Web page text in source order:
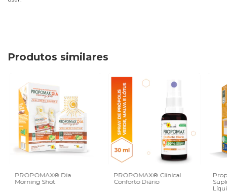
Produtos similares
PROPOMAX® Dia
Morning Shot
PROPOMAX® Clinical
Conforto Diário